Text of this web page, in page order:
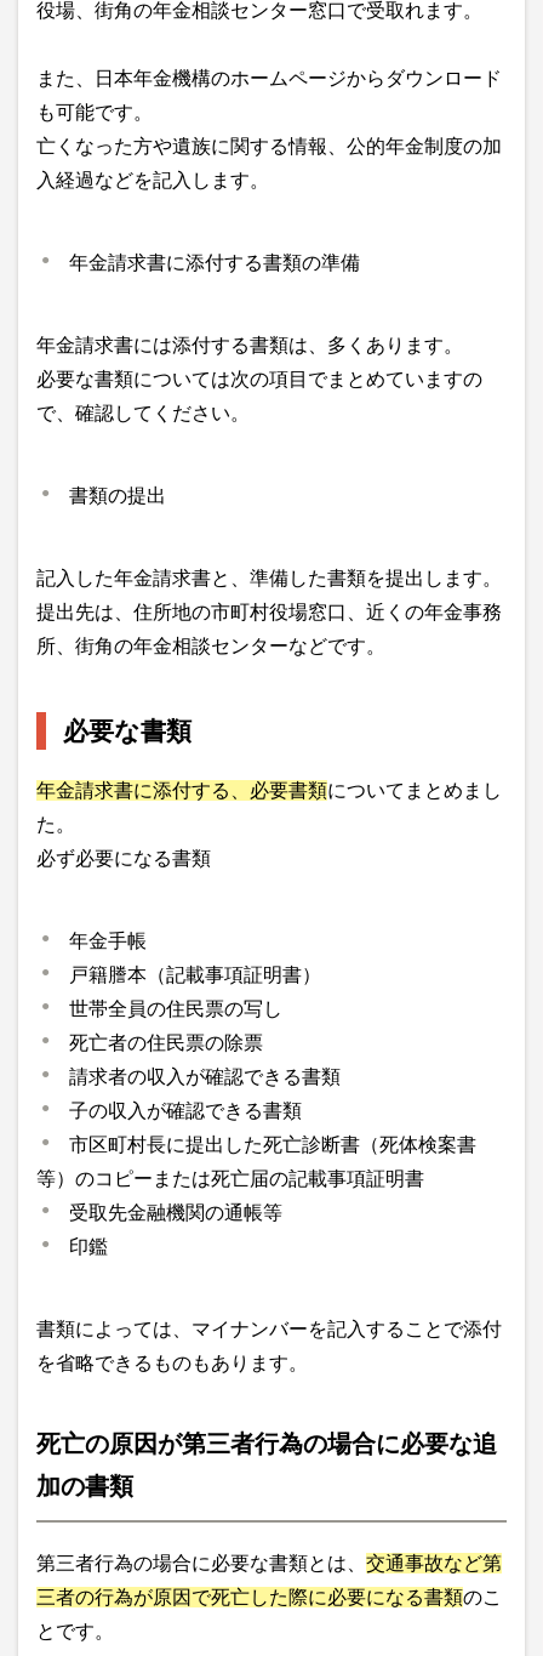
役場、街角の年金相談センター窓口で受取れます。
また、日本年金機構のホームページからダウンロード
も可能です。
亡くなった方や遺族に関する情報、公的年金制度の加
入経過などを記入します。
年金請求書に添付する書類の準備
年金請求書には添付する書類は、多くあります。
必要な書類については次の項目でまとめていますの
で、確認してください。
書類の提出
記入した年金請求書と、準備した書類を提出します。
提出先は、住所地の市町村役場窓口、近くの年金事務
所、街角の年金相談センターなどです。
必要な書類
年金請求書に添付する、必要書類についてまとめまし
た。
必ず必要になる書類
年金手帳
戸籍謄本（記載事項証明書）
世帯全員の住民票の写し
死亡者の住民票の除票
請求者の収入が確認できる書類
子の収入が確認できる書類
市区町村長に提出した死亡診断書（死体検案書
等）のコピーまたは死亡届の記載事項証明書
受取先金融機関の通帳等
印鑑
書類によっては、マイナンバーを記入することで添付
を省略できるものもあります。
死亡の原因が第三者行為の場合に必要な追
加の書類
第三者行為の場合に必要な書類とは、 交通事故など第
三者の行為が原因で死亡した際に必要になる書類のこ
とです。